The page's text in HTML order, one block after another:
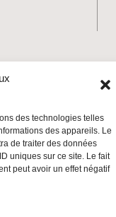
des technologies telles
des appareils. Le
de traiter des données
uniques sur ce site. Le fait
peut avoir un effet négatif
Sanctions, la réponse